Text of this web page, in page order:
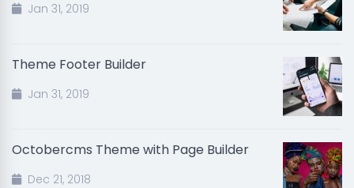
Jan 31, 2019
Theme Footer Builder
Jan 31, 2019
Octobercms Theme with Page Builder
Dec 21, 2018